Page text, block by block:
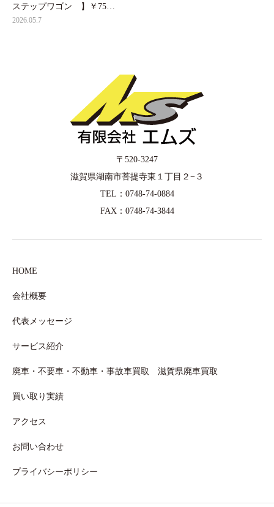
ステップワゴン 】￥75…
2026.05.7
〒520-3247
滋賀県湖南市菩提寺東１丁目２−３
TEL：0748-74-0884
FAX：0748-74-3844
HOME
会社概要
代表メッセージ
サービス紹介
廃車・不要車・不動車・事故車買取 滋賀県廃車買取
買い取り実績
アクセス
お問い合わせ
プライバシーポリシー